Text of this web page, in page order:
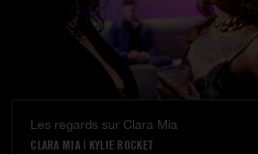
Les regards sur Clara Mia
CLARA MIA| KYLIE ROCKET